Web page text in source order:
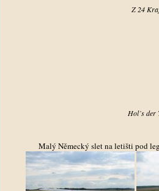
Z 24
Hol´s der
Malý Německý slet na letišti pod